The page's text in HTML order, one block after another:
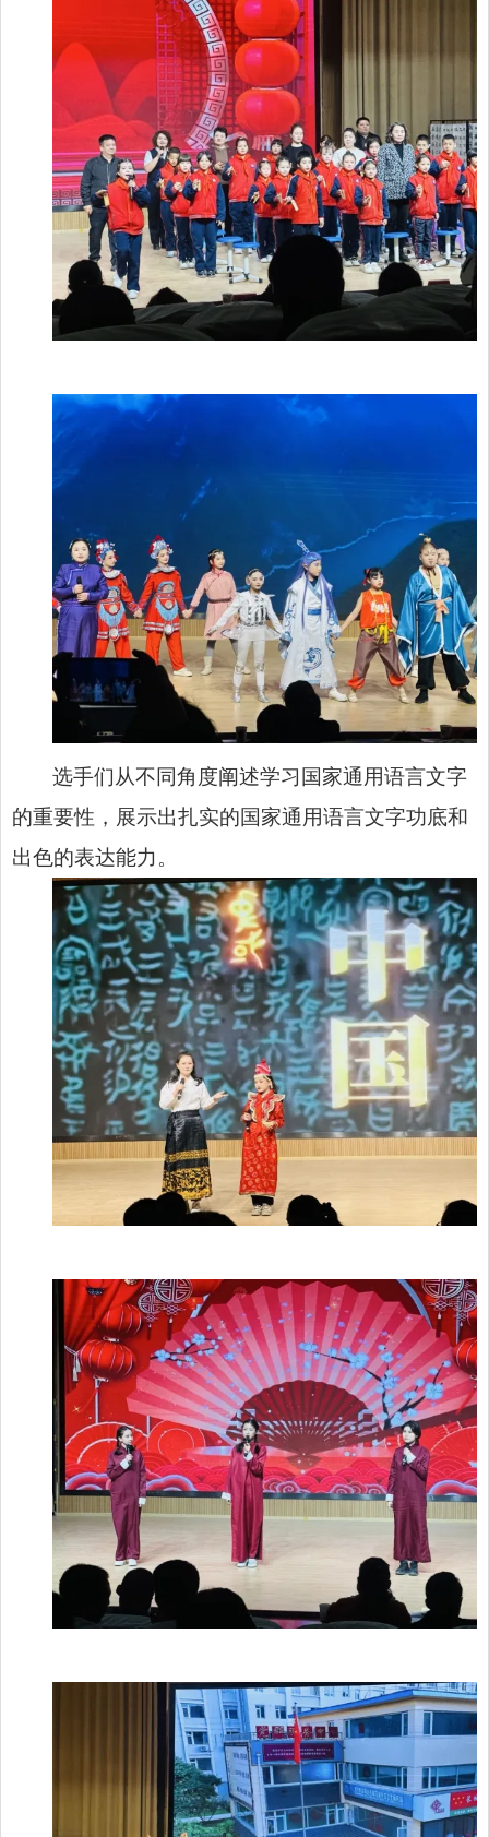
选手们从不同角度阐述学习国家通用语言文字
的重要性，展示出扎实的国家通用语言文字功底和
出色的表达能力。